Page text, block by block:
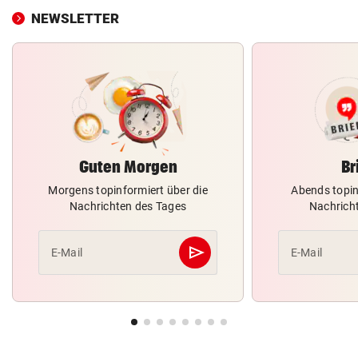
NEWSLETTER
Guten Morgen
Morgens topinformiert über die
Nachrichten des Tages
E-Mail send
Abschicken
Abends
E-Mail